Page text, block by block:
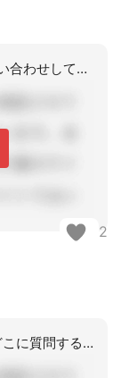
わかりました ありがとうございます 問い合わせしてみます
2
ライセンスにかかわる重要な事です。どこに質問するかは重要です。頑張ってください